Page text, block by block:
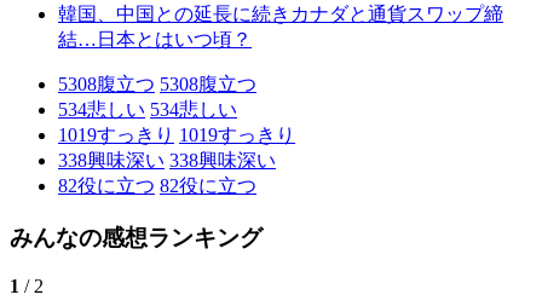
韓国、中国との延長に続きカナダと通貨スワップ締
結…日本とはいつ頃？
5308腹立つ 5308腹立つ
534悲しい 534悲しい
1019すっきり 1019すっきり
338興味深い 338興味深い
82役に立つ 82役に立つ
みんなの感想ランキング
1 / 2